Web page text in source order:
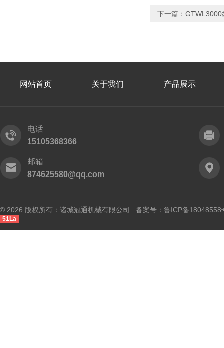
下一篇： GTWL3000
网站首页 关于我们 产品展示
电话
15105368366
邮箱
874625580@qq.com
© 2026 版权所有：诸城冠通机械有限公司 备案号： 鲁ICP备18048558
51La